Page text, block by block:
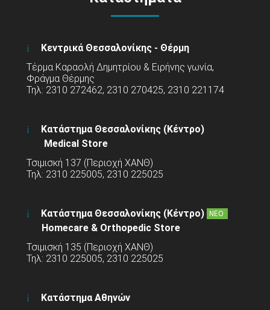
Κεντρικά Θεσσαλονίκης - Θέρμη
Τέρμα Καραολή Δημητρίου & Ειρήνης γωνία,
Φράγμα Θέρμης
Τηλ: 2310 272462, 2310 270425, 2310 221174
Κατάστημα Θεσσαλονίκης (Κέντρο)
Medical Store
Τσιμισκή 137 (Περιοχή ΧΑΝΘ)
Τηλ: 2310 225005, 2310 225025
Κατάστημα Θεσσαλονίκης (Κέντρο) ΝΕΟ
Homecare & Orthopedic Store
Τσιμισκή 135 (Περιοχή ΧΑΝΘ)
Τηλ: 2310 225005, 2310 225025
Κατάστημα Αθηνών